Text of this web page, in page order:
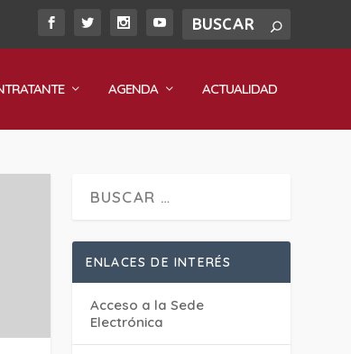
AGENDA ACTUALIDAD
ENLACES DE INTERÉS
Acceso a la Sede
Electrónica